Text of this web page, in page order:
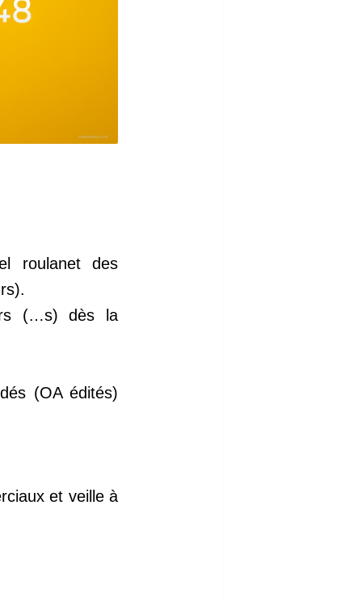
roulanet des
(…s) dès la
(OA édités)
et veille à